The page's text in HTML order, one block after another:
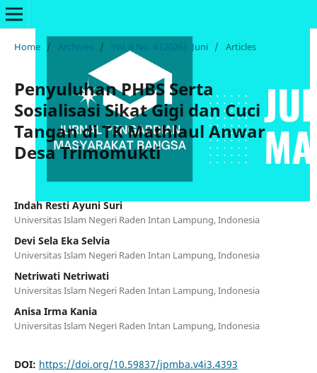
Home / Archives / Vol. 4 No. 4 (2026): Juni / Articles
Penyuluhan PHBS Serta
Sosialisasi Sikat Gigi dan Cuci
Tangan di TK Mathlaul Anwar
Desa Trimomukti
Indah Resti Ayuni Suri
Universitas Islam Negeri Raden Intan Lampung, Indonesia
Devi Sela Eka Selvia
Universitas Islam Negeri Raden Intan Lampung, Indonesia
Netriwati Netriwati
Universitas Islam Negeri Raden Intan Lampung, Indonesia
Anisa Irma Kania
Universitas Islam Negeri Raden Intan Lampung, Indonesia
DOI: https://doi.org/10.59837/jpmba.v4i3.4393